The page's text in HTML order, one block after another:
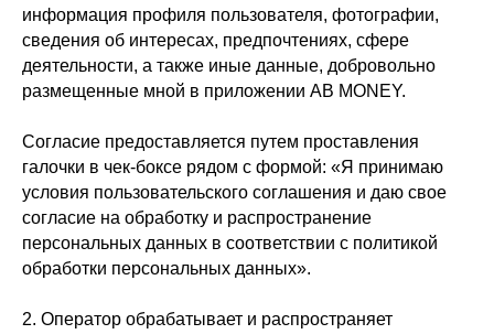
информация профиля пользователя, фотографии,
сведения об интересах, предпочтениях, сфере
деятельности, а также иные данные, добровольно
размещенные мной в приложении AB MONEY.
Согласие предоставляется путем проставления
галочки в чек-боксе рядом с формой: «Я принимаю
условия пользовательского соглашения и даю свое
согласие на обработку и распространение
персональных данных в соответствии с политикой
обработки персональных данных».
2. Оператор обрабатывает и распространяет